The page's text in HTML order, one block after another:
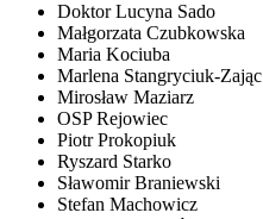
Doktor Lucyna Sado
Małgorzata Czubkowska
Maria Kociuba
Marlena Stangryciuk-Zając
Mirosław Maziarz
OSP Rejowiec
Piotr Prokopiuk
Ryszard Starko
Sławomir Braniewski
Stefan Machowicz